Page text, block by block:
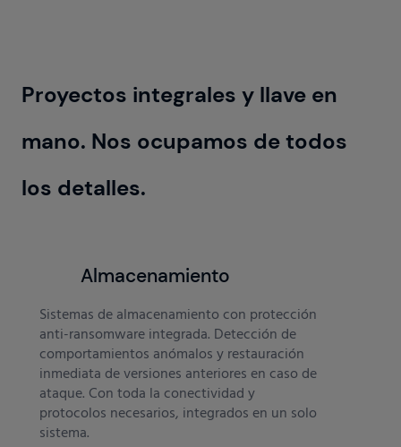
Proyectos integrales y llave en
mano. Nos ocupamos de todos
los detalles.
Almacenamiento
Sistemas de almacenamiento con protección
anti-ransomware integrada. Detección de
comportamientos anómalos y restauración
inmediata de versiones anteriores en caso de
ataque. Con toda la conectividad y
protocolos necesarios, integrados en un solo
sistema.